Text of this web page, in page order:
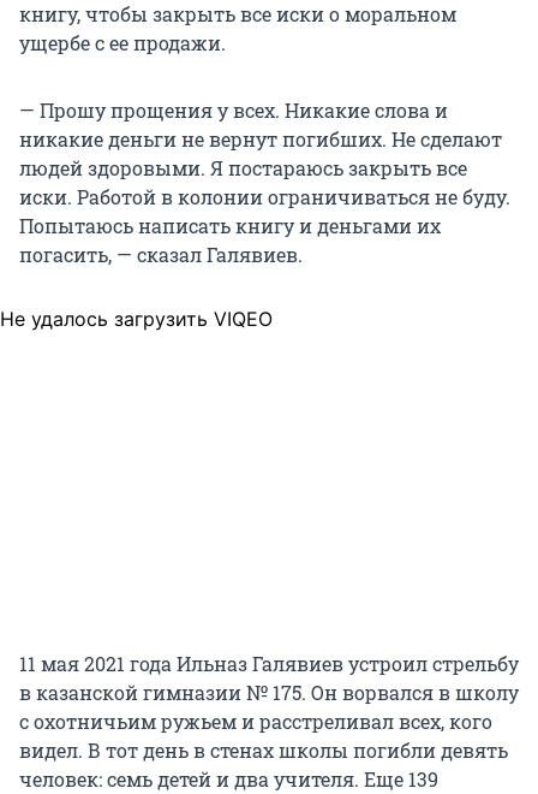
книгу, чтобы закрыть все иски о моральном
ущербе с ее продажи.
— Прошу прощения у всех. Никакие слова и
никакие деньги не вернут погибших. Не сделают
людей здоровыми. Я постараюсь закрыть все
иски. Работой в колонии ограничиваться не буду.
Попытаюсь написать книгу и деньгами их
погасить, — сказал Галявиев.
Не удалось загрузить VIQEO
11 мая 2021 года Ильназ Галявиев устроил стрельбу
в казанской гимназии № 175. Он ворвался в школу
с охотничьим ружьем и расстреливал всех, кого
видел. В тот день в стенах школы погибли девять
человек: семь детей и два учителя. Еще 139